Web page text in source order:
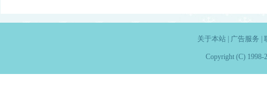
关于本站| 广告服务
Copyright (C) 1998-